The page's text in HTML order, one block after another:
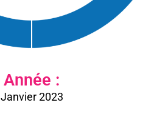
Année :
Janvier 2023